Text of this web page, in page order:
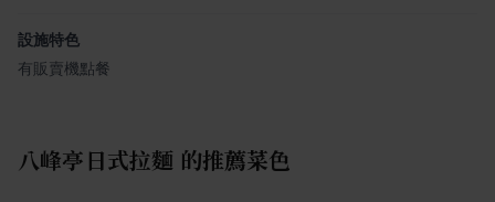
設施特色
有販賣機點餐
八峰亭日式拉麵 的推薦菜色